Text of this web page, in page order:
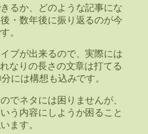
るか、どのような記事にな
・数年後に振り返るのが今
。
プが出来るので、実際には
なりの長さの文章は打てる
には構想も込みです。
でネタには困りませんが、
う内容にしようか困ること
ます。